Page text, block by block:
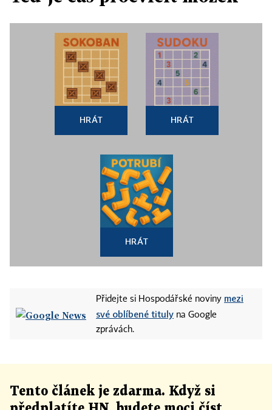
HRÁT HRÁT
HRÁT
Přidejte si Hospodářské noviny mezi
své oblíbené tituly na Google
zprávách.
Tento článek je zdarma. Když si